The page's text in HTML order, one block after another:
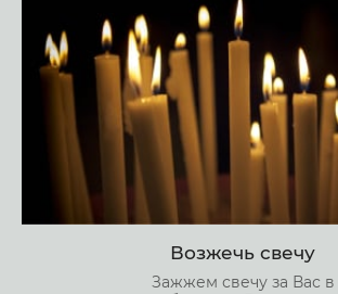
Возжечь свечу
Зажжем свечу за Вас в